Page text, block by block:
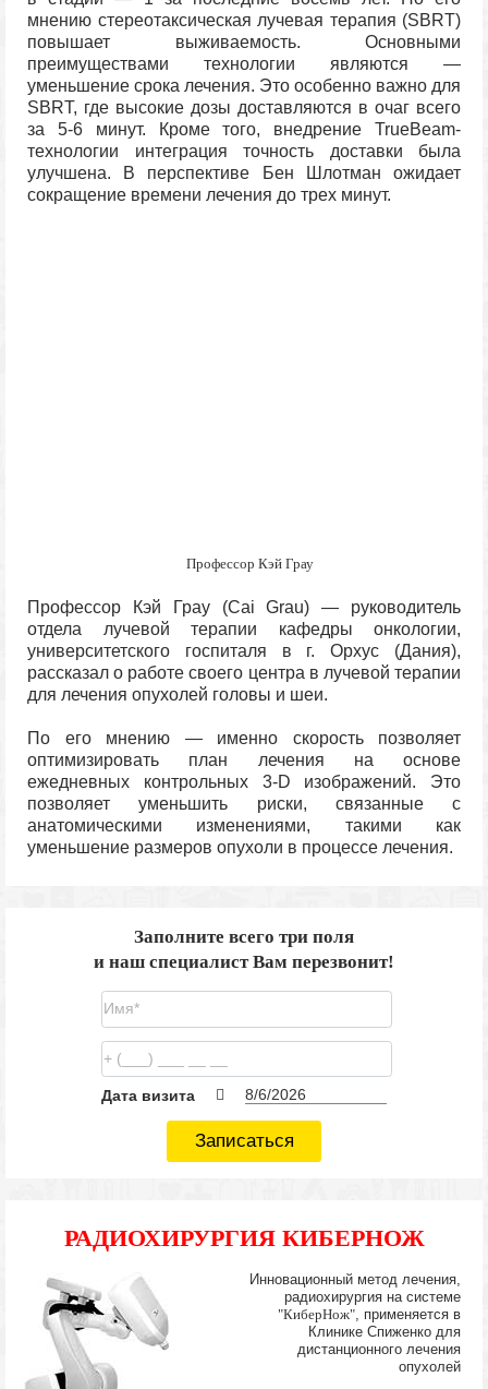
мнению стереотаксическая лучевая терапия (SBRT)
повышает выживаемость. Основными
преимуществами технологии являются —
уменьшение срока лечения. Это особенно важно для
SBRT, где высокие дозы доставляются в очаг всего
за 5-6 минут. Кроме того, внедрение TrueBeam-
технологии интеграция точность доставки была
улучшена. В перспективе Бен Шлотман ожидает
сокращение времени лечения до трех минут.
Профессор Кэй Грау
Профессор Кэй Грау (Cai Grau) — руководитель
отдела лучевой терапии кафедры онкологии,
университетского госпиталя в г. Орхус (Дания),
рассказал о работе своего центра в лучевой терапии
для лечения опухолей головы и шеи.
По его мнению — именно скорость позволяет
оптимизировать план лечения на основе
ежедневных контрольных 3-D изображений. Это
позволяет уменьшить риски, связанные с
анатомическими изменениями, такими как
уменьшение размеров опухоли в процессе лечения.
Заполните всего три поля
и наш специалист Вам перезвонит!
Дата визита
Записаться
РАДИОХИРУРГИЯ КИБЕРНОЖ
Инновационный метод лечения,
радиохирургия на системе
"КиберНож" , применяется в
Клинике Спиженко для
дистанционного лечения
опухолей